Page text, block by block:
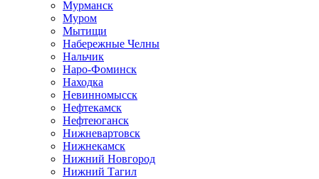
Мурманск
Муром
Мытищи
Набережные Челны
Нальчик
Наро-Фоминск
Находка
Невинномысск
Нефтекамск
Нефтеюганск
Нижневартовск
Нижнекамск
Нижний Новгород
Нижний Тагил